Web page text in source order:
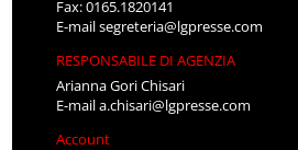
Fax: 0165.1820141
E-mailsegreteria@lgpresse.com
RESPONSABILE DI AGENZIA
Arianna Gori Chisari
E-maila.chisari@lgpresse.com
Account